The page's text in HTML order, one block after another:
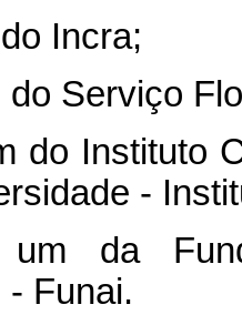
Incra;
do Serviço
do Instituto
-
um da
- Funai.